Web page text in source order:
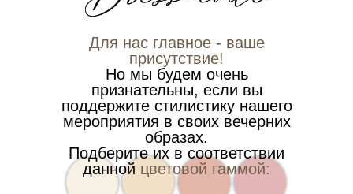
Для нас главное - ваше
присутствие!
Но мы будем очень
признательны, если вы
поддержите стилистику нашего
мероприятия в своих вечерних
образах.
Подберите их в соответствии
данной цветовой гаммой: